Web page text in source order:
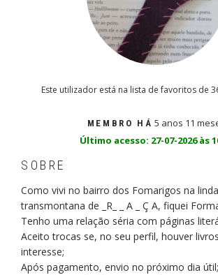
Este utilizador está na lista de favoritos de
MEMBRO HÁ 5 anos 11
Último acesso: 27-07-2026 às
SOBRE
Como vivi no bairro dos Fomarigos na
transmontana de _R_ _ A _ Ç A, fiquei
Tenho uma relação séria com páginas
Aceito trocas se, no seu perfil, houver
interesse;
Após pagamento, envio no próximo dia útil;